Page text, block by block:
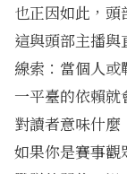
也正因如此，頭
這與頭部主播與
線索：當個人
一平臺的依賴就
對讀者意味什麼
如果你是賽事觀